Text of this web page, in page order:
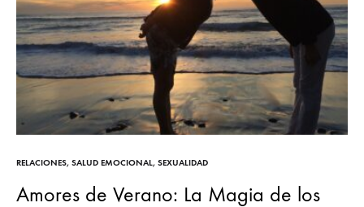
RELACIONES, SALUD EMOCIONAL, SEXUALIDAD
Amores de Verano: La Magia de los